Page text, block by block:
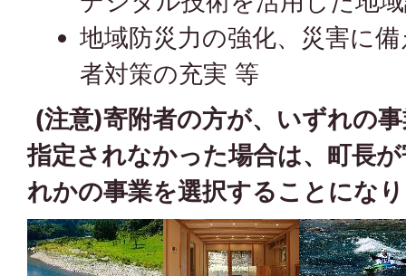
地域防災力の強化、災害に
者対策の充実 等
(注意)寄附者の方が、いずれの
指定されなかった場合は、町長
れかの事業を選択することにな